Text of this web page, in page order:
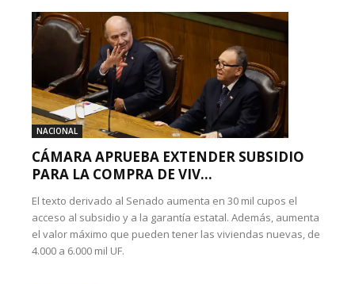
NACIONAL
CÁMARA APRUEBA EXTENDER SUBSIDIO
PARA LA COMPRA DE VIV...
El texto derivado al Senado aumenta en 30 mil cupos el
acceso al subsidio y a la garantía estatal. Además, aumenta
el valor máximo que pueden tener las viviendas nuevas, de
4.000 a 6.000 mil UF.